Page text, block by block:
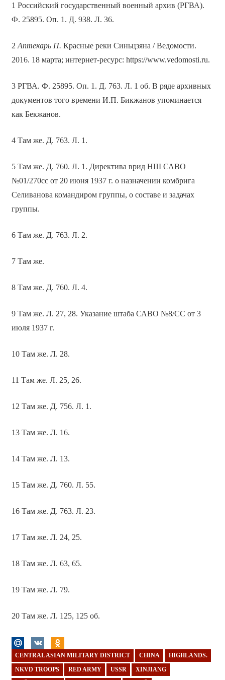
1 Российский государственный военный архив (РГВА).
Ф. 25895. Оп. 1. Д. 938. Л. 36.
2 Аптекарь П. Красные реки Синьцзяна / Ведомости.
2016. 18 марта; интернет-ресурс: https://www.vedomosti.ru.
3 РГВА. Ф. 25895. Оп. 1. Д. 763. Л. 1 об. В ряде архивных
документов того времени И.П. Бикжанов упоминается
как Бекжанов.
4 Там же. Д. 763. Л. 1.
5 Там же. Д. 760. Л. 1. Директива врид НШ САВО
№01/270сс от 20 июня 1937 г. о назначении комбрига
Селиванова командиром группы, о составе и задачах
группы.
6 Там же. Д. 763. Л. 2.
7 Там же.
8 Там же. Д. 760. Л. 4.
9 Там же. Л. 27, 28. Указание штаба САВО №8/СС от 3
июля 1937 г.
10 Там же. Л. 28.
11 Там же. Л. 25, 26.
12 Там же. Д. 756. Л. 1.
13 Там же. Л. 16.
14 Там же. Л. 13.
15 Там же. Д. 760. Л. 55.
16 Там же. Д. 763. Л. 23.
17 Там же. Л. 24, 25.
18 Там же. Л. 63, 65.
19 Там же. Л. 79.
20 Там же. Л. 125, 125 об.
CENTRAL ASIAN MILITARY DISTRICT CHINA HIGHLANDS.
NKVD TROOPS RED ARMY USSR XINJIANG